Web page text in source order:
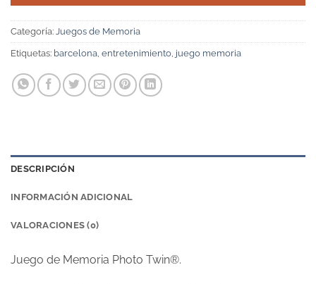
Categoría: Juegos de Memoria
Etiquetas: barcelona, entretenimiento, juego memoria
DESCRIPCIÓN
INFORMACIÓN ADICIONAL
VALORACIONES (0)
Juego de Memoria Photo Twin®.